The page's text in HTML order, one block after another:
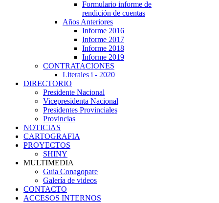
Formulario informe de
rendición de cuentas
Años Anteriores
Informe 2016
Informe 2017
Informe 2018
Informe 2019
CONTRATACIONES
Literales i - 2020
DIRECTORIO
Presidente Nacional
Vicepresidenta Nacional
Presidentes Provinciales
Provincias
NOTICIAS
CARTOGRAFIA
PROYECTOS
SHINY
MULTIMEDIA
Guia Conagopare
Galería de videos
CONTACTO
ACCESOS INTERNOS